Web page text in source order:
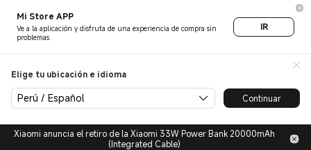
Mi Store APP
Ve a la aplicación y disfruta de una experiencia de compra sin
problemas.
IR
Elige tu ubicación e idioma
Perú / Español Continuar
Xiaomi anuncia el retiro de la Xiaomi 33W Power Bank 20000mAh
(Integrated Cable)
Estilo de Vida | Tienda